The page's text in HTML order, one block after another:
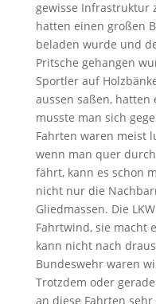
gewisse Infrastruktur
hatten einen großen
beladen wurde und
Pritsche gehangen
Sportler auf
aussen saßen,
musste man sich
Fahrten waren meist
wenn man quer
fährt, kann es schon
nicht nur die
Gliedmassen. Die
Fahrtwind, sie macht
kann nicht nach
Bundeswehr waren
Trotzdem oder
an diese Fahrten sehr